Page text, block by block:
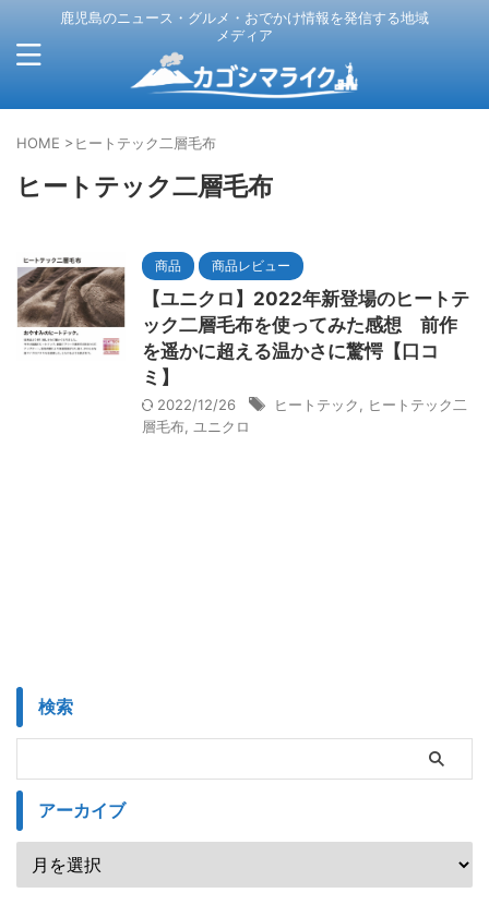
鹿児島のニュース・グルメ・おでかけ情報を発信する地域
メディア
HOME >ヒートテック二層毛布
ヒートテック二層毛布
商品 商品レビュー
【ユニクロ】2022年新登場のヒートテ
ック二層毛布を使ってみた感想 前作
を遥かに超える温かさに驚愕【口コ
ミ】
2022/12/26 ヒートテック
ヒートテック二
層毛布
ユニクロ
検索
アーカイブ